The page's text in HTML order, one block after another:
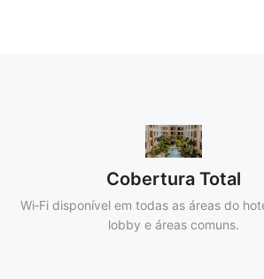
Cobertura Total
Wi‑Fi disponível em todas as áreas do
lobby e áreas comuns.